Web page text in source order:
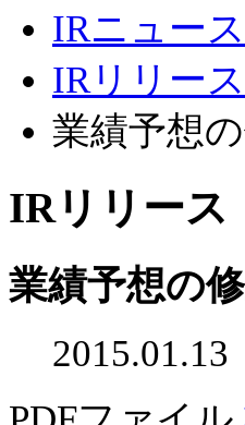
IRニュース
IRリリース
業績予想
IRリリース
業績予想の
2015.01.13